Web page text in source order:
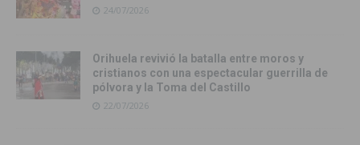
24/07/2026
Orihuela revivió la batalla entre moros y
cristianos con una espectacular guerrilla de
pólvora y la Toma del Castillo
22/07/2026